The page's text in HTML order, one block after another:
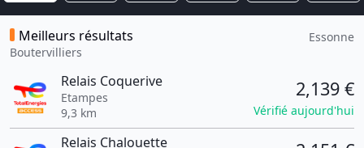
Meilleurs résultats
Boutervilliers
Essonne
Relais Coquerive
Etampes
9,3 km
2,139 €
Vérifié aujourd'hui
Relais Chalouette